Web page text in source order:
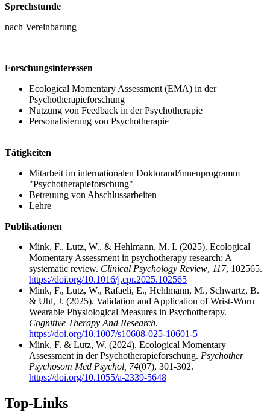
Sprechstunde
nach Vereinbarung
Forschungsinteressen
Ecological Momentary Assessment (EMA) in der
Psychotherapieforschung
Nutzung von Feedback in der Psychotherapie
Personalisierung von Psychotherapie
Tätigkeiten
Mitarbeit im internationalen Doktorand/innenprogramm
"Psychotherapieforschung"
Betreuung von Abschlussarbeiten
Lehre
Publikationen
Mink, F., Lutz, W., & Hehlmann, M. I. (2025). Ecological
Momentary Assessment in psychotherapy research: A
systematic review. Clinical Psychology Review, 117, 102565.
https://doi.org/10.1016/j.cpr.2025.102565
Mink, F., Lutz, W., Rafaeli, E., Hehlmann, M., Schwartz, B.
& Uhl, J. (2025). Validation and Application of Wrist-Worn
Wearable Physiological Measures in Psychotherapy.
Cognitive Therapy And Research.
https://doi.org/10.1007/s10608-025-10601-5
Mink, F. & Lutz, W. (2024). Ecological Momentary
Assessment in der Psychotherapieforschung. Psychother
Psychosom Med Psychol, 74(07), 301-302.
https://doi.org/10.1055/a-2339-5648
Top-Links